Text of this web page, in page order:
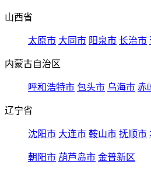
山西省
太原市 大同市 阳泉市 长治市
内蒙古自治区
呼和浩特市 包头市 乌海市 赤
辽宁省
沈阳市 大连市 鞍山市 抚顺市
朝阳市 葫芦岛市 金普新区